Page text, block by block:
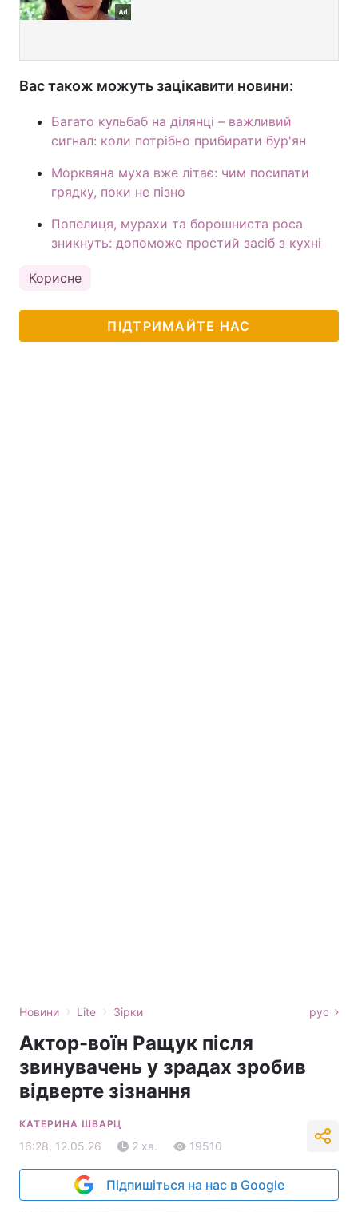
Вас також можуть зацікавити новини:
Багато кульбаб на ділянці – важливий
сигнал: коли потрібно прибирати бур'ян
Морквяна муха вже літає: чим посипати
грядку, поки не пізно
Попелиця, мурахи та борошниста роса
зникнуть: допоможе простий засіб з кухні
Корисне
ПІДТРИМАЙТЕ НАС
Новини › Lite › Зірки рус
Актор-воїн Ращук після
звинувачень у зрадах зробив
відверте зізнання
КАТЕРИНА ШВАРЦ
16:28, 12.05.26 2 хв. 19510
Підпишіться на нас в Google